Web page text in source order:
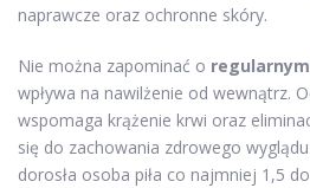
naprawcze oraz ochronne skóry.
Nie można zapominać o regularnym
wpływa na nawilżenie od wewnątrz.
wspomaga krążenie krwi oraz
się do zachowania zdrowego
dorosła osoba piła co najmniej 1,5